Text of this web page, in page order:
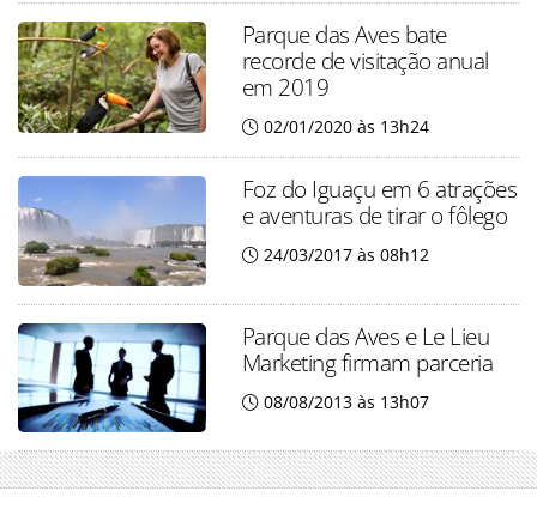
Parque das Aves bate
recorde de visitação anual
em 2019
02/01/2020 às 13h24
Foz do Iguaçu em 6 atrações
e aventuras de tirar o fôlego
24/03/2017 às 08h12
Parque das Aves e Le Lieu
Marketing firmam parceria
08/08/2013 às 13h07